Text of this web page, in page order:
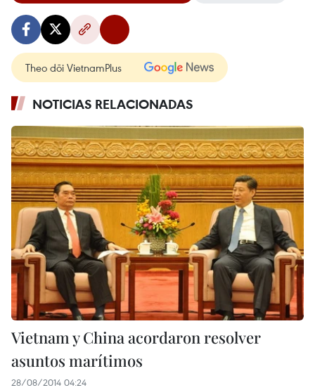
Theo dõi VietnamPlus
NOTICIAS RELACIONADAS
Vietnam y China acordaron resolver
asuntos marítimos
28/08/2014 04:24